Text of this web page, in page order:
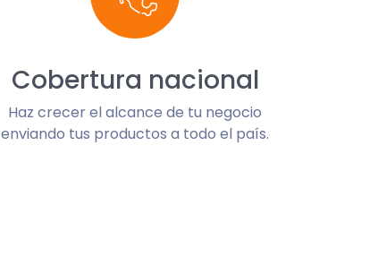
Cobertura nacional
Haz crecer el alcance de tu negocio
enviando tus productos a todo el país.